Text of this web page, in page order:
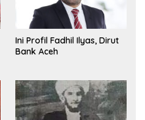
Ini Profil Fadhil Ilyas, Dirut
Bank Aceh